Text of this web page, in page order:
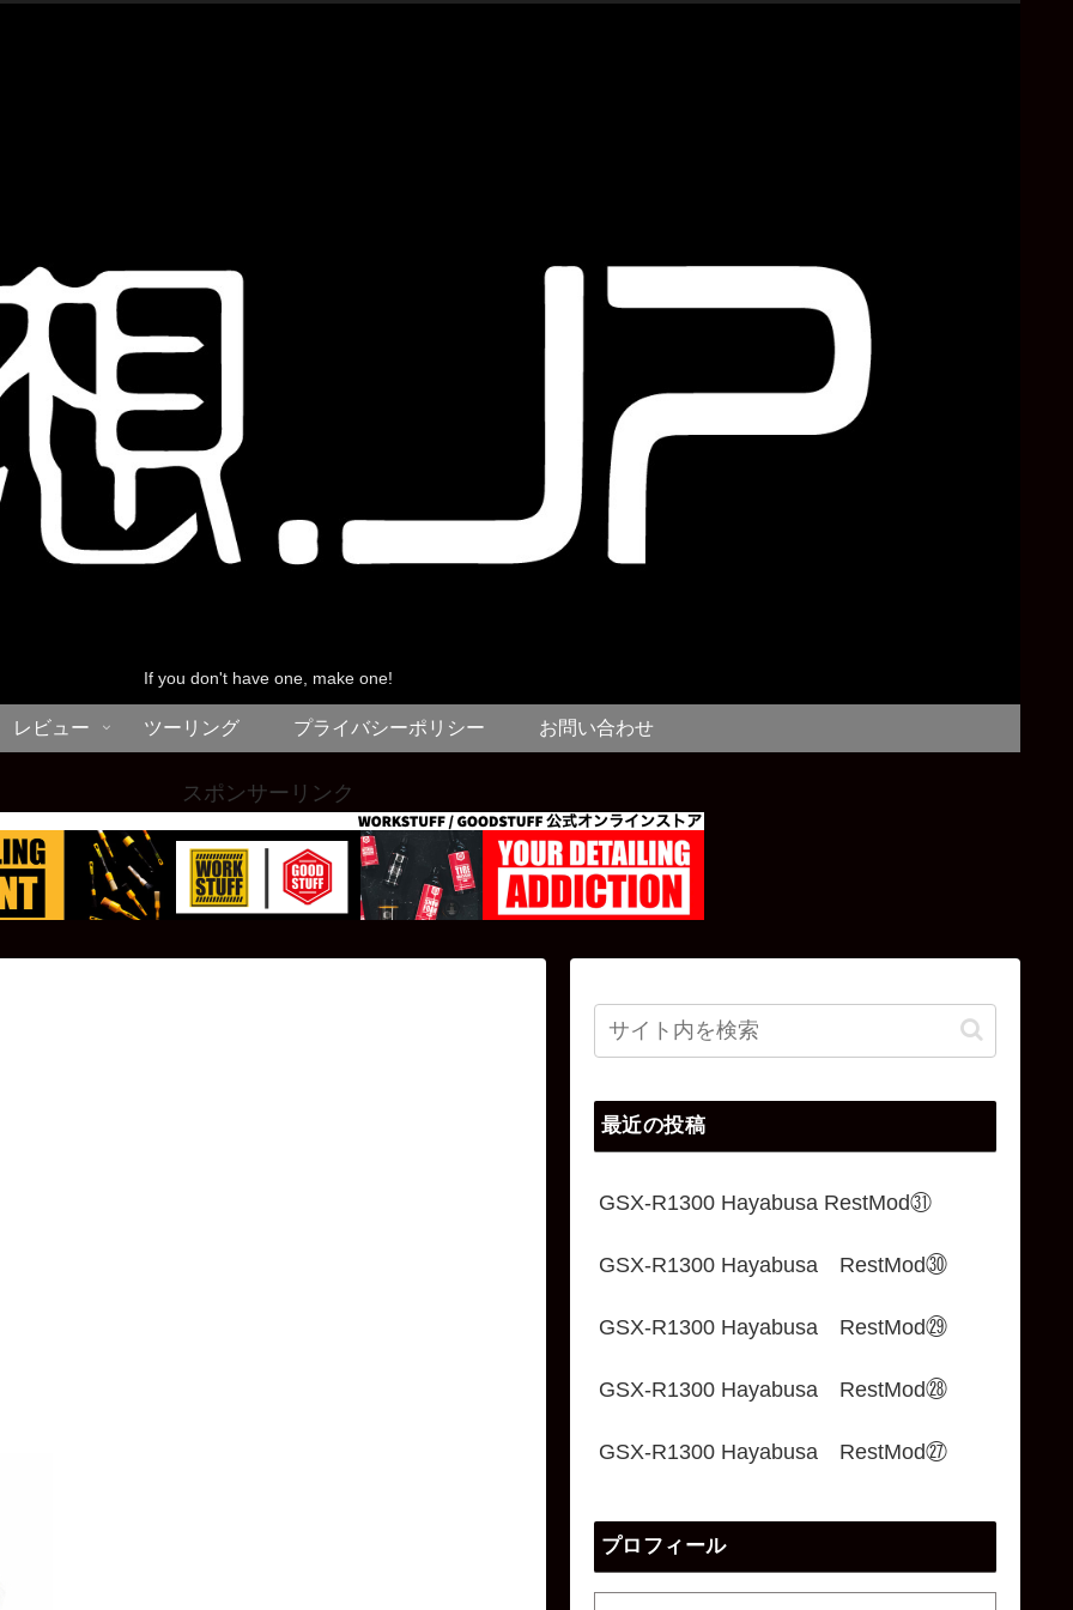
If you don't have one, make one!
レビュー ツーリング プライバシーポリシー お問い合わせ
スポンサーリンク
最近の投稿
GSX-R1300 Hayabusa RestMod㉛
GSX-R1300 Hayabusa RestMod㉚
GSX-R1300 Hayabusa RestMod㉙
GSX-R1300 Hayabusa RestMod㉘
GSX-R1300 Hayabusa RestMod㉗
プロフィール